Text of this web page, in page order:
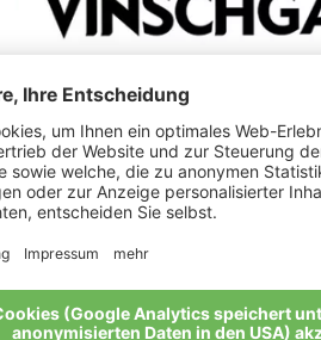
Perkmann Michael
Meine Geschichte
Alle Bio-Bauern im